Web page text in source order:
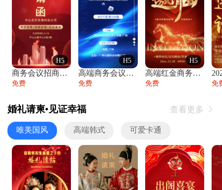
H5
商务会议招商展会科技峰会邀请函年会邀请
免费
H5
高端商务会议招商加盟展会峰会论坛邀请函
免费
H5
高端红金商务会议年会年终盛典答谢邀请函
免费 免
婚礼请柬•见证幸福 查看更多 
唯美国风 高端韩式 可爱卡通